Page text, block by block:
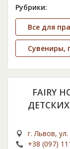
Рубрики:
Все для
Сувениры,
FAIRY
г. Львов,
+38 (097)